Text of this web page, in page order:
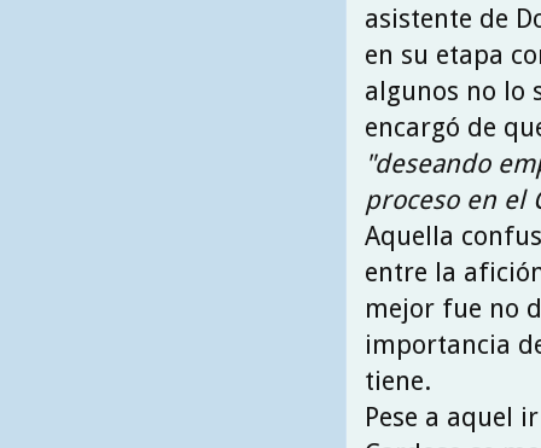
asistente de
en su etapa
algunos no lo
encargó de
"deseando
proceso en el
Aquella
entre la
mejor fue no
importancia
tiene.
Pese a aquel